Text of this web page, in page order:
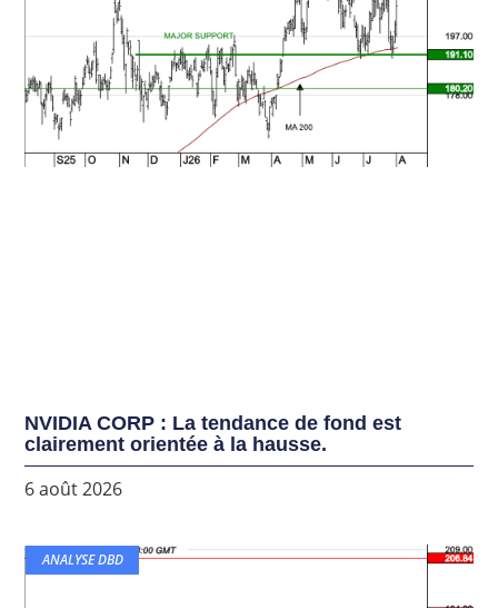
NVIDIA CORP : La tendance de fond est
clairement orientée à la hausse.
6 août 2026
ANALYSE DBD